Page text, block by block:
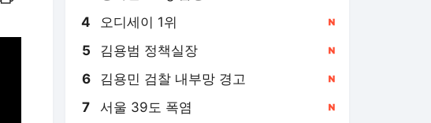
4 오디세이 1위
5 김용범 정책실장
6 김용민 검찰 내부망 경고
7 서울 39도 폭염